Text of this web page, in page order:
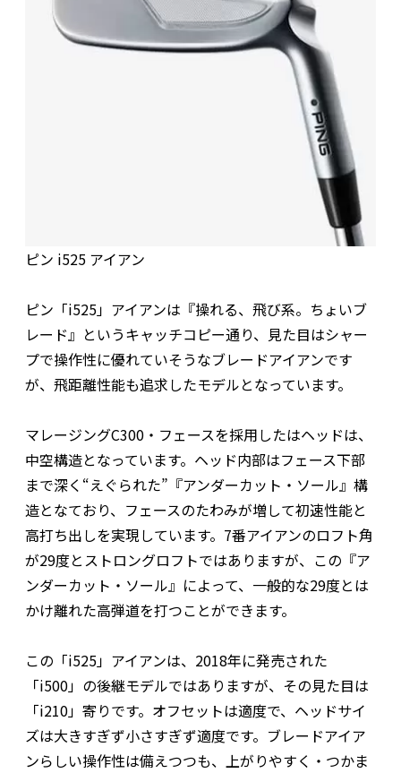
ピン i525 アイアン
ピン「i525」アイアンは『操れる、飛び系。ちょいブ
レード』というキャッチコピー通り、見た目はシャー
プで操作性に優れていそうなブレードアイアンです
が、飛距離性能も追求したモデルとなっています。
マレージングC300・フェースを採用したはヘッドは、
中空構造となっています。ヘッド内部はフェース下部
まで深く“えぐられた”『アンダーカット・ソール』構
造となており、フェースのたわみが増して初速性能と
高打ち出しを実現しています。7番アイアンのロフト角
が29度とストロングロフトではありますが、この『ア
ンダーカット・ソール』によって、一般的な29度とは
かけ離れた高弾道を打つことができます。
この「i525」アイアンは、2018年に発売された
「i500」の後継モデルではありますが、その見た目は
「i210」寄りです。オフセットは適度で、ヘッドサイ
ズは大きすぎず小さすぎず適度です。ブレードアイア
ンらしい操作性は備えつつも、上がりやすく・つかま